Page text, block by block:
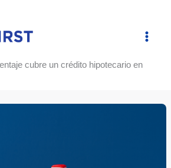
cubre un crédito hipotecario en